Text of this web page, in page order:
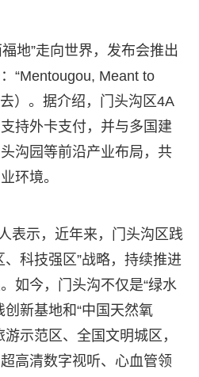
地”走向世界，发布会推出
“Mentougou, Meant to
）。据介绍，门头沟区4A
持外卡支付，并与多国建
沟园等前沿产业布局，共
环境。
表示，近年来，门头沟区践
科技强区”战略，持续推进
如今，门头沟不仅是“绿水
新基地和“中国天然氧
示范区、全国文明城区，
高清数字视听、心血管领